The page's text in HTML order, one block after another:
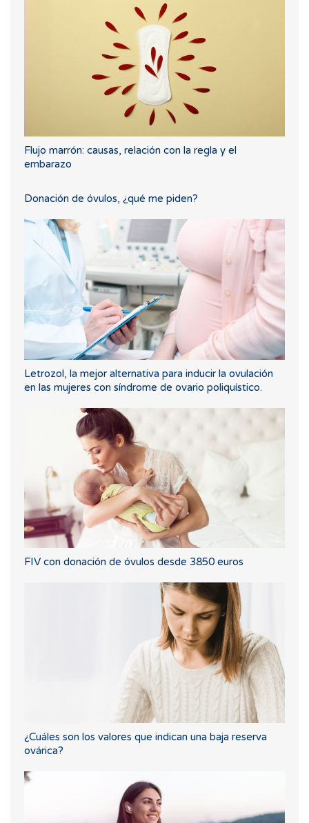
Flujo marrón: causas, relación con la regla y el
embarazo
Donación de óvulos, ¿qué me piden?
Letrozol, la mejor alternativa para inducir la ovulación
en las mujeres con síndrome de ovario poliquístico.
FIV con donación de óvulos desde 3850 euros
¿Cuáles son los valores que indican una baja reserva
ovárica?